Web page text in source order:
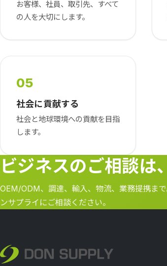
お客様、社員、取引先、すべて
の人を大切にします。
05
社会に貢献する
社会と地球環境への貢献を目指
します。
ビジネスのご相談は
OEM/ODM、調達、輸入、物流、業務提携ま
ンサプライにご相談ください。